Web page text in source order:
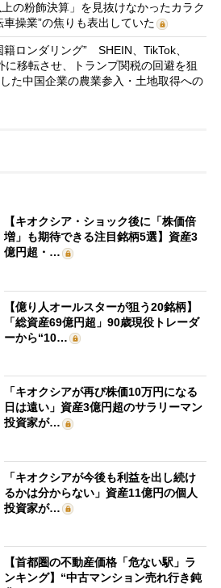
の粉飾決算」を見抜けなかったカラク
操業”の焦りも表出していた
ロンダリング” SHEIN、TikTok、
移転させ、トランプ関税の回避を狙
た中国企業の農業参入・土地取得への
【キオクシア・ショック後に「株価倍
増」も期待できる注目銘柄5選】資産3
億円超・…
【億り人オールスターが狙う20銘柄】
「総資産69億円超」90歳現役トレーダ
ーから“10…
「キオクシアが再び株価10万円になる
日は遠い」資産3億円超のサラリーマン
投資家が…
「キオクシアが今後も利益を出し続け
るかは分からない」資産11億円の個人
投資家が…
【首都圏の不動産価格「危ない駅」ラ
ンキング】“中古マンション売れ行き鈍